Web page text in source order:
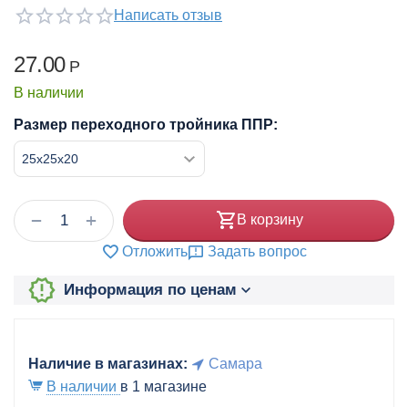
Написать отзыв
27.00 Р
В наличии
Размер переходного тройника ППР:
+
− В корзину
Отложить Задать вопрос
Информация по ценам
Наличие в магазинах:
Самара
В наличии в 1 магазине